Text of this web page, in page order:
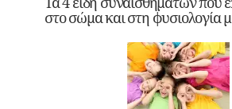
στο σώμα και στη φυσιολογία